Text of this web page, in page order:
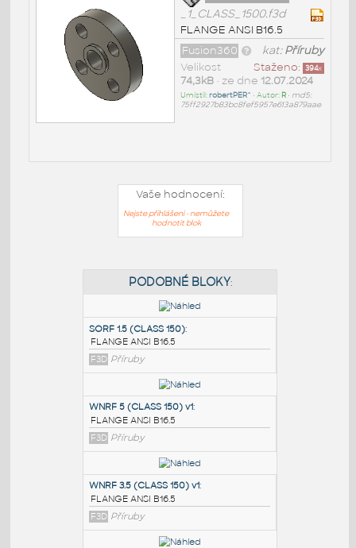
_1_CLASS_1500.f3d
FLANGE ANSI B16.5
kat:Příruby
Fusion360
Staženo: 394x
Velikost
74,3kB• ze dne 12.07.2024
Umístil:robertPER^ • Autor: R• md5:
75ff2927b83bc8fef5957e613a879aae
Vaše hodnocení:
Nejste přihlášeni - nemůžete
hodnotit blok
PODOBNÉ BLOKY:
SORF 1.5 (CLASS 150)
FLANGE ANSI B16.5
F3D Příruby
WNRF 5 (CLASS 150) v1